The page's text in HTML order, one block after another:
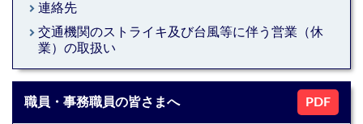
2026年｜千里山キャンパス｜高槻キャンパス
オンライン書店e-honのすすめ
keyboard_arrow_right 連絡先
keyboard_arrow_right 交通機関のストライキ及び台風等に伴う営業（休
業）の取扱い
職員・事務職員の皆さまへ PDF